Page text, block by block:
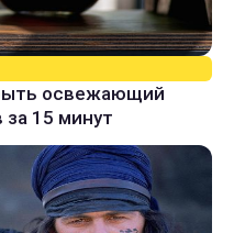
освежающий
15 минут